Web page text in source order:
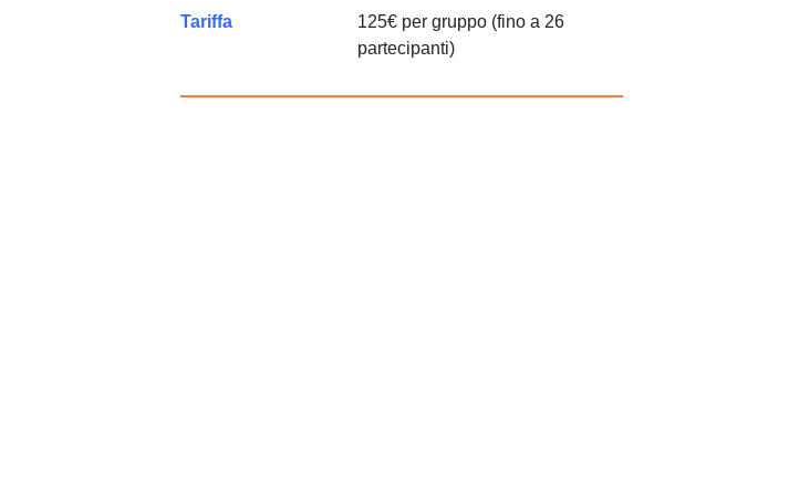
Tariffa
125€ per gruppo (fino a 26
partecipanti)